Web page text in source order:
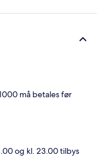
må betales før
og kl. 23.00 tilbys